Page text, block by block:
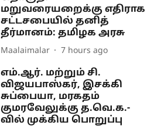
மறுவரையறைக்கு எதிராக
சட்டசபையில் தனித்
தீர்மானம்: தமிழக அரசு
Maalaimalar 7 hours ago
எம்.ஆர். மற்றும் சி.
விஜயபாஸ்கர், இசக்கி
சுப்பையா, மரகதம்
குமரவேலுக்கு த.வெ.க.-
வில் முக்கிய பொறுப்பு